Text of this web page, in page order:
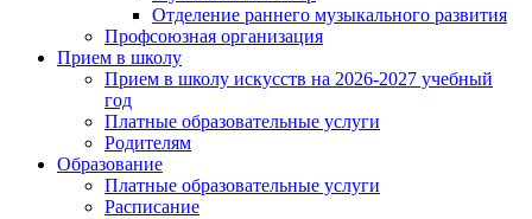
Отделение раннего музыкального развития
Профсоюзная организация
Прием в школу
Прием в школу искусств на 2026-2027 учебный
год
Платные образовательные услуги
Родителям
Образование
Платные образовательные услуги
Расписание